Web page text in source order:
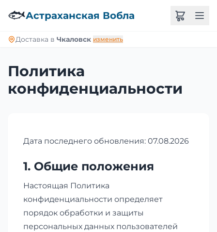
🐟Астраханская Вобла
Доставка в Чкаловск изменить
Политика
конфиденциальности
Дата последнего обновления: 07.08.2026
1. Общие положения
Настоящая Политика
конфиденциальности определяет
порядок обработки и защиты
персональных данных пользователей